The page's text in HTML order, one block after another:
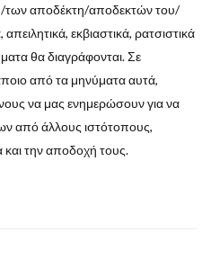
αποδέκτη/αποδεκτών του/
εκβιαστικά, ρατσιστικά
θα διαγράφονται. Σε
από τα μηνύματα αυτά,
να μας ενημερώσουν για να
από άλλους ιστότοπους,
και την αποδοχή τους.